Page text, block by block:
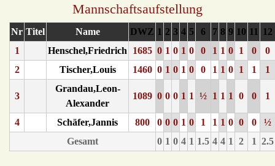
Mannschaftsaufstellung
Nr Titel Name DWZ 1 2 3 4 5 6 7 8 9 10 11
12
1
Henschel,Friedrich 1685 0 1 0 1 0 0 1 1 0 1 0
0
2
Tischer,Louis 1460 0 1 0 1 0 0 1 1 0 1 1 1
3
Grandau,Leon-
Alexander
1089 0 0 0 1 1 ½ 1 1 1 0 0 1
4 Schäfer,Jannis 800 0 0 0 1 0 1 1 1 0 0 0
½
Gesamt
0 1 0 4 1 1.5 4 4 1 2 1 2.5